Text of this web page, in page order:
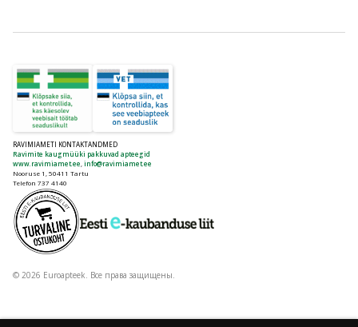
RAVIMIAMETI KONTAKTANDMED
Ravimite kaugmüüki pakkuvad apteegid
www.ravimiamet.ee info@ravimiamet.ee
Nooruse 1, 50411 Tartu
Telefon 737 4140
© 2026 Euroapteek. Все права защищены.